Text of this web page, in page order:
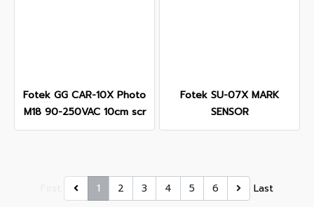
Fotek GG CAR-10X Photo
M18 90-250VAC 10cm scr
Fotek SU-07X MARK
SENSOR
1 2 3 4 5 6 Last